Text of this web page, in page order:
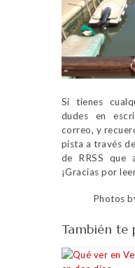
Si tienes
dudes en
correo, y
pista a través
de RRSS que
¡Gracias por
Photos
También te